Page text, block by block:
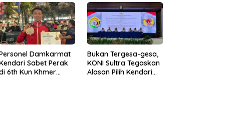
Damkarmat
Sabet Perak
6th Kun Khmer
Bukan Tergesa-gesa,
KONI Sultra Tegaskan
Alasan Pilih Kendari